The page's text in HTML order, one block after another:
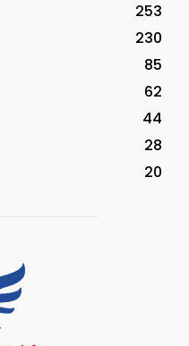
253
230
85
62
44
28
20